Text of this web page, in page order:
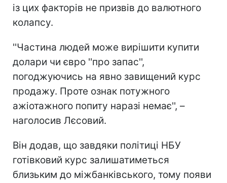
із цих факторів не призвів до валютного
колапсу.
''Частина людей може вирішити купити
долари чи євро ''про запас'',
погоджуючись на явно завищений курс
продажу. Проте ознак потужного
ажіотажного попиту наразі немає'', –
наголосив Лєсовий.
Він додав, що завдяки політиці НБУ
готівковий курс залишатиметься
близьким до міжбанківського, тому появи